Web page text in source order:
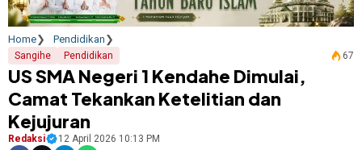
Home Pendidikan
Sangihe Pendidikan 67
US SMA Negeri 1 Kendahe Dimulai,
Camat Tekankan Ketelitian dan
Kejujuran
Redaksi 12 April 2026 10:13 PM